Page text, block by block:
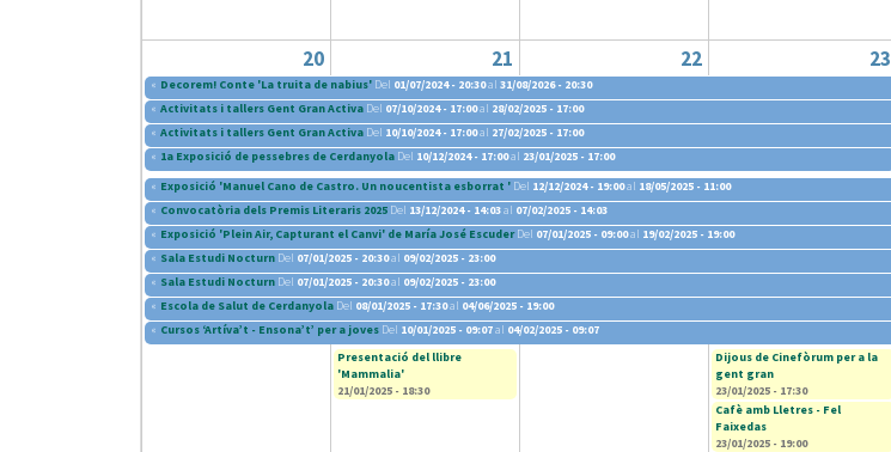
20 21 22 23
« Decorem! Conte 'La truita de nabius' Del 01/07/2024 - 20:30al 31/08/2026 - 20:30
« Activitats i tallers Gent Gran Activa Del 07/10/2024 - 17:00al 28/02/2025 - 17:00
« Activitats i tallers Gent Gran Activa Del 10/10/2024 - 17:00al 27/02/2025 - 17:00
« 1a Exposició de pessebres de Cerdanyola Del 10/12/2024 - 17:00al 23/01/2025 - 17:00
« Exposició 'Manuel Cano de Castro. Un noucentista esborrat ' Del 12/12/2024 - 19:00al 18/05/2025 - 11:00
« Convocatòria dels Premis Literaris 2025 Del 13/12/2024 - 14:03al 07/02/2025 - 14:03
« Exposició 'Plein Air, Capturant el Canvi' de María José Escuder Del 07/01/2025 - 09:00al 19/02/2025 - 19:00
« Sala Estudi Nocturn Del 07/01/2025 - 20:30al 09/02/2025 - 23:00
« Sala Estudi Nocturn Del 07/01/2025 - 20:30al 09/02/2025 - 23:00
« Escola de Salut de Cerdanyola Del 08/01/2025 - 17:30al 04/06/2025 - 19:00
« Cursos ‘Artíva’t - Ensona’t’ per a joves Del 10/01/2025 - 09:07al 04/02/2025 - 09:07
Presentació del llibre
'Mammalia'
21/01/2025 - 18:30
Dijous de Cinefòrum per a la
gent gran
23/01/2025 - 17:30
Cafè amb Lletres - Fel
Faixedas
23/01/2025 - 19:00